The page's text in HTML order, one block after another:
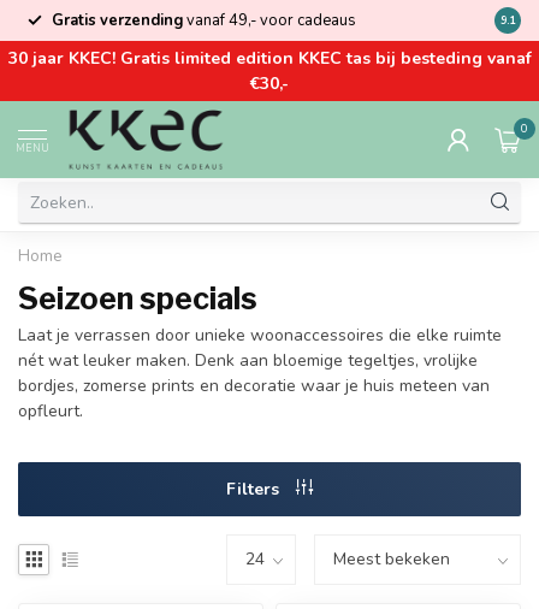
Gratis verzendingvanaf 49,- voor cadeaus Kom
9.1
30 jaar KKEC! Gratis limited edition KKEC tas bij besteding vanaf
€30,-
MENU
0
Home
Seizoen specials
Laat je verrassen door unieke woonaccessoires die elke ruimte
nét wat leuker maken. Denk aan bloemige tegeltjes, vrolijke
bordjes, zomerse prints en decoratie waar je huis meteen van
opfleurt.
Filters